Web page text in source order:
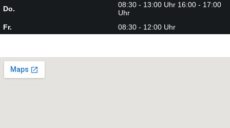
Do.
08:30 - 13:00 Uhr 16:00 - 17:00
Uhr
Fr.
08:30 - 12:00 Uhr